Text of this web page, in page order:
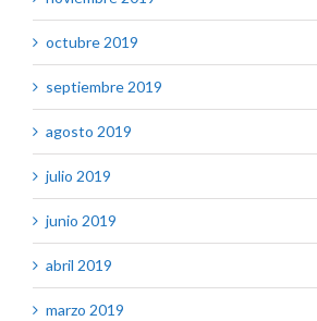
octubre 2019
septiembre 2019
agosto 2019
julio 2019
junio 2019
abril 2019
marzo 2019